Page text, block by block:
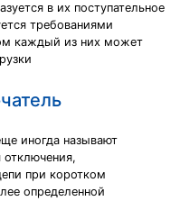
в их поступательное
требованиями
каждый из них может
иногда называют
отключения,
при коротком
определенной